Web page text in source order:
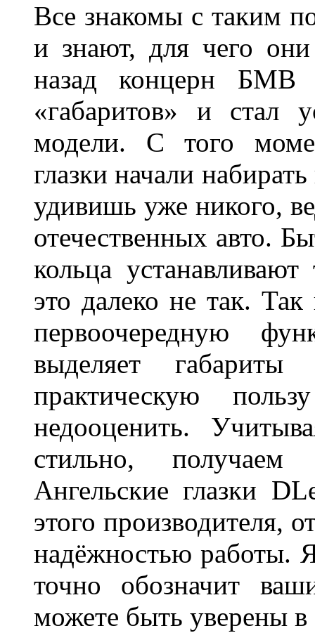
Все знакомы с таким
и знают, для чего
назад концерн БМВ
«габаритов» и стал
модели. С того
глазки начали
удивишь уже никого,
отечественных авто.
кольца
это далеко не так. Так
первоочередную
выделяет
практическую
недооценить.
стильно,
Ангельские глазки
этого производителя,
надёжностью работы.
точно обозначит
можете быть уверены